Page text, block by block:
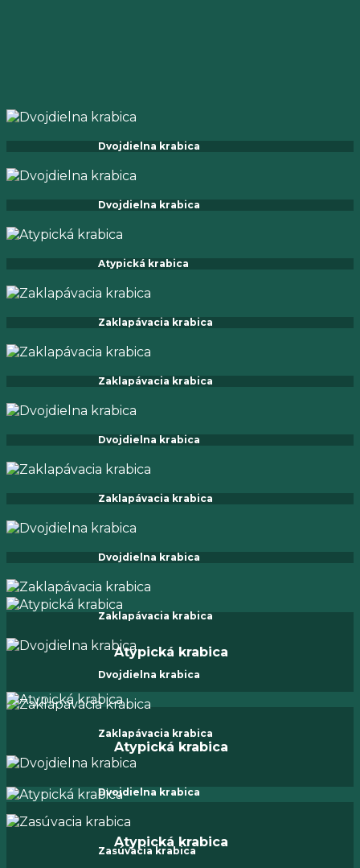
Dvojdielna krabica
Dvojdielna krabica
Atypická krabica
Zaklapávacia krabica
Zaklapávacia krabica
Dvojdielna krabica
Zaklapávacia krabica
Dvojdielna krabica
Zaklapávacia krabica
Dvojdielna krabica
Zaklapávacia krabica
Dvojdielna krabica
Zasúvacia krabica
Atypická krabica
Atypická krabica
Atypická krabica